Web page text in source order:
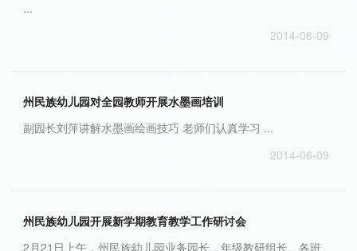
...
2014-06-09
州民族幼儿园对全园教师开展水墨画培训
副园长刘萍讲解水墨画绘画技巧 老师们认真学习 ...
2014-06-09
州民族幼儿园开展新学期教育教学工作研讨会
2月21日上午，州民族幼儿园业务园长、年级教研组长、各班